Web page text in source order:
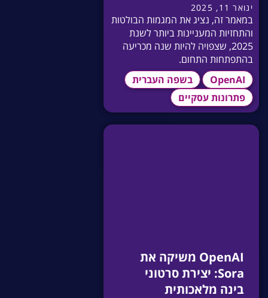
ינואר 11, 2025
במאמר זה, נציג את המגמות הבולטות
והתחזיות המעניינות ביותר לשנת
2025, שצפויה להיות שנה מכריעה
בהתפתחות התחום.
OpenAI
בשפה העברית
פתרונות עסקיים
OpenAI משיקה את
Sora: יצירת סרטוני
בינה מלאכותית